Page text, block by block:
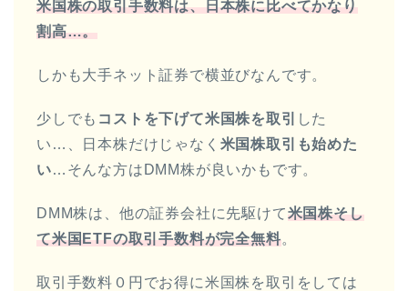
米国株の取引手数料は、日本株に比べてかなり
割高…。
しかも大手ネット証券で横並びなんです。
少しでも コストを下げて米国株を取引
した
い…、日本株だけじゃなく 米国株取引も始めた
い…そんな方はDMM株が良いかもです。
DMM株は、他の証券会社に先駆けて米国株そし
て米国ETFの取引手数料が完全無料。
取引手数料０円でお得に米国株を取引をしては